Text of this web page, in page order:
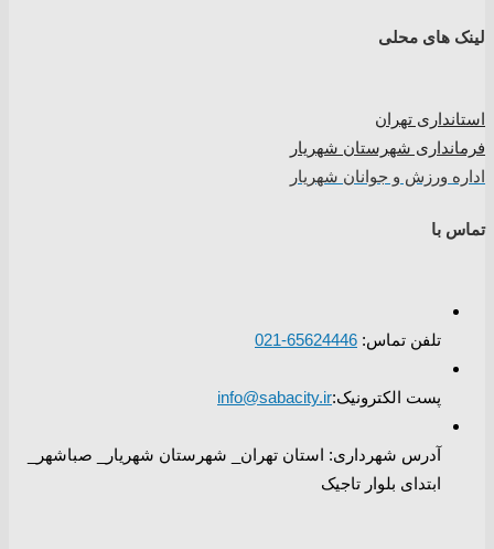
لینک های محلی
استانداری تهران
فرمانداری شهرستان شهریار
اداره ورزش و جوانان شهریار
تماس با
تلفن تماس: 65624446-021
پست الکترونیک:info@sabacity.ir
آدرس شهرداری: استان تهران_ شهرستان شهریار_ صباشهر_
ابتدای بلوار تاجیک